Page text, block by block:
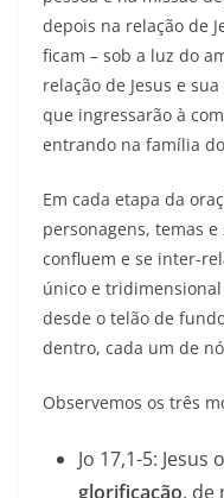
depois na relação de
ficam – sob a luz do
relação de Jesus e
que ingressarão à
entrando na família
Em cada etapa da
personagens, temas
confluem e se inter-
único e
desde o telão de
dentro, cada um de
Observemos os três
Jo 17,1-5: Jesus
glorificação, de